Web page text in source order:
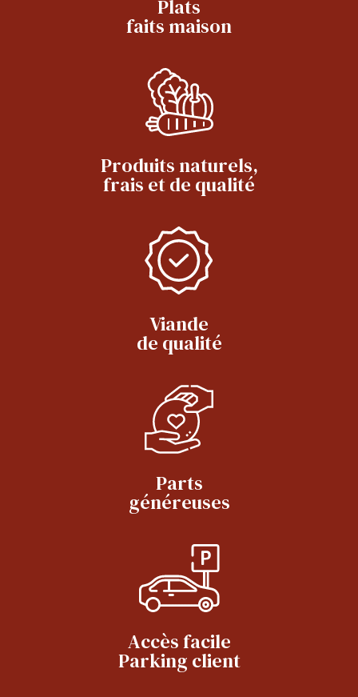
Plats
faits maison
Produits naturels,
frais et de qualité
Viande
de qualité
Parts
généreuses
Accès facile
Parking client